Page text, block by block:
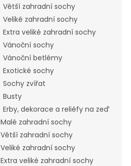
Větší zahradní sochy
Veliké zahradní sochy
Extra veliké zahradní sochy
Vánoční sochy
Vánoční betlémy
Exotické sochy
Sochy zvířat
Busty
Erby, dekorace a reliéfy na zeď
Malé zahradní sochy
Větší zahradní sochy
Veliké zahradní sochy
Extra veliké zahradní sochy